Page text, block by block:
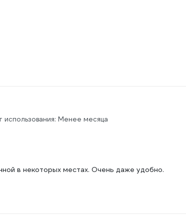
использования: Менее месяца
в некоторых местах. Очень даже удобно.